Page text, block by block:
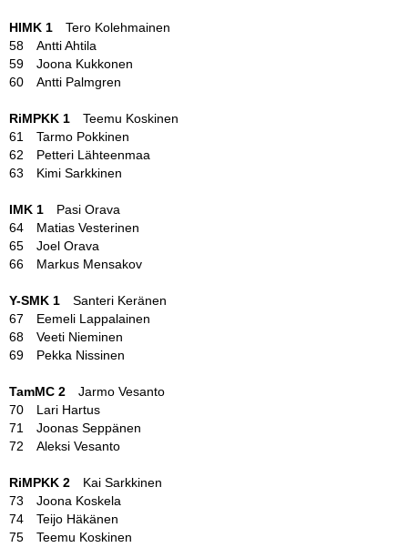
HIMK 1 Tero Kolehmainen
58 Antti Ahtila
59 Joona Kukkonen
60 Antti Palmgren
RiMPKK 1 Teemu Koskinen
61 Tarmo Pokkinen
62 Petteri Lähteenmaa
63 Kimi Sarkkinen
IMK 1 Pasi Orava
64 Matias Vesterinen
65 Joel Orava
66 Markus Mensakov
Y-SMK 1 Santeri Keränen
67 Eemeli Lappalainen
68 Veeti Nieminen
69 Pekka Nissinen
TamMC 2 Jarmo Vesanto
70 Lari Hartus
71 Joonas Seppänen
72 Aleksi Vesanto
RiMPKK 2 Kai Sarkkinen
73 Joona Koskela
74 Teijo Häkänen
75 Teemu Koskinen